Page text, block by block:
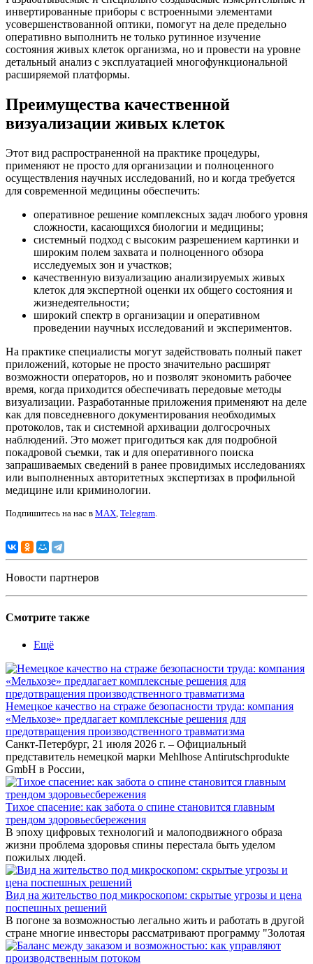
инвертированные приборы с встроенными элементами
усовершенствованной оптики, помогут на деле предельно
оперативно выполнить не только рутинное изучение
состояния живых клеток организма, но и провести на уровне
детальный анализ с эксплуатацией многофункциональной
расширяемой платформы.
Преимущества качественной
визуализации живых клеток
Этот вид распространенной на практике процедуры,
применяют не просто для организации и полноценного
осуществления научных исследований, но и когда требуется
для современной медицины обеспечить:
оперативное решение комплексных задач любого уровня
сложности, касающихся биологии и медицины;
системный подход с высоким разрешением картинки и
широким полем захвата и полноценного обзора
исследуемых зон и участков;
качественную визуализацию анализируемых живых
клеток для экспертной оценки их общего состояния и
жизнедеятельности;
широкий спектр в организации и оперативном
проведении научных исследований и экспериментов.
На практике специалисты могут задействовать полный пакет
приложений, которые не просто значительно расширят
возможности операторов, но и позволят экономить рабочее
время, когда приходится обеспечивать передовые методы
визуализации. Разработанные приложения применяют на деле
как для повседневного документирования необходимых
протоколов, так и системной архивации долгосрочных
наблюдений. Это может пригодиться как для подробной
покадровой съемки, так и для оперативного поиска
запрашиваемых сведений в ранее провидимых исследованиях
или выполненных авторитетных экспертизах в профильной
медицине или криминологии.
Подпишитесь на нас в MAX Telegram
Новости партнеров
Смотрите также
Ещё
Немецкое качество на страже безопасности труда: компания
«Мельхозе» предлагает комплексные решения для
предотвращения производственного травматизма
Санкт-Петербург, 21 июля 2026 г. – Официальный
представитель немецкой марки Mehlhose Antirutschprodukte
GmbH в России,
Тихое спасение: как забота о спине становится главным
трендом здоровьесбережения
В эпоху цифровых технологий и малоподвижного образа
жизни проблема здоровья спины перестала быть уделом
пожилых людей.
Вид на жительство под микроскопом: скрытые угрозы и цена
поспешных решений
В погоне за возможностью легально жить и работать в другой
стране многие инвесторы рассматривают программу "Золотая